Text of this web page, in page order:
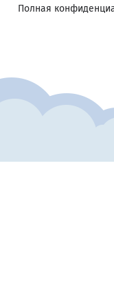
Полная